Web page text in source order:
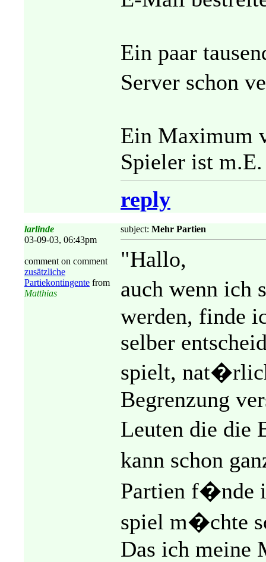
Ein paar
Server schon
Ein Maximum
Spieler ist
reply
larlinde
03-09-03, 06:43pm
comment on comment
zusätzliche
Partiekontingente from
Matthias
subject: Mehr Partien
"Hallo,
auch wenn ich
werden, finde
selber
spielt,
Begrenzung
Leuten die die
kann schon
Partien f�nde
spiel m�chte
Das ich meine